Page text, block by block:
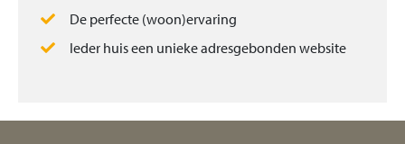
De perfecte (woon)ervaring
Ieder huis een unieke adresgebonden website